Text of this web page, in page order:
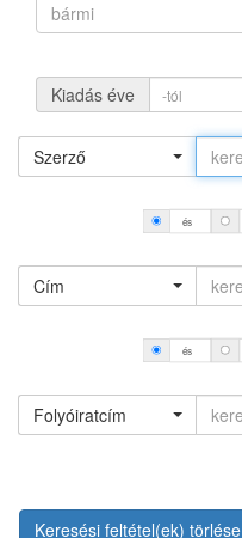
bármi
Kiadás éve
Szerző
és
Cím
és
Folyóiratcím
Keresési feltétel(ek) törlése